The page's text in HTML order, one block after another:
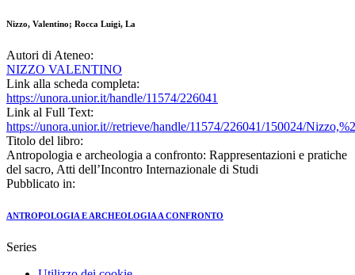
Nizzo, Valentino; Rocca Luigi, La
Autori di Ateneo:
NIZZO VALENTINO
Link alla scheda completa:
https://unora.unior.it/handle/11574/226041
Link al Full Text:
https://unora.unior.it//retrieve/handle/11574/226041/150024/
Titolo del libro:
Antropologia e archeologia a confronto: Rappresentazioni e pratiche
del sacro, Atti dell’Incontro Internazionale di Studi
Pubblicato in:
ANTROPOLOGIA E ARCHEOLOGIA A CONFRONTO
Series